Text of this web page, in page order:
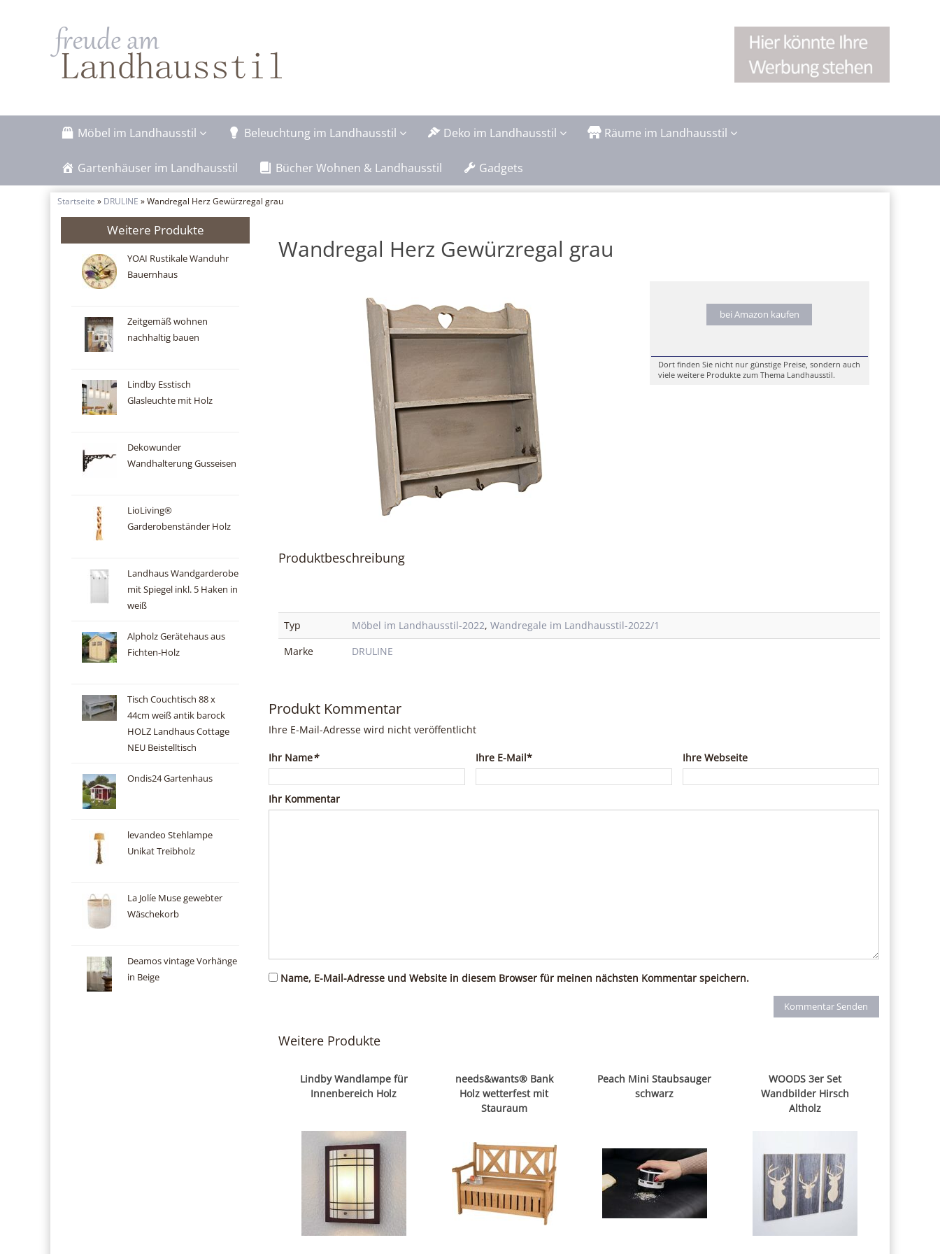
Möbel im Landhausstil Beleuchtung im Landhausstil Deko im Landhausstil Räume im Landhausstil
Gartenhäuser im Landhausstil Bücher Wohnen & Landhausstil Gadgets
Startseite » DRULINE » Wandregal Herz Gewürzregal grau
Weitere Produkte
YOAI Rustikale Wanduhr
Bauernhaus
Zeitgemäß wohnen
nachhaltig bauen
Lindby Esstisch
Glasleuchte mit Holz
Dekowunder
Wandhalterung Gusseisen
LioLiving®
Garderobenständer Holz
Landhaus Wandgarderobe
mit Spiegel inkl. 5 Haken in
weiß
Alpholz Gerätehaus aus
Fichten-Holz
Tisch Couchtisch 88 x
44cm weiß antik barock
HOLZ Landhaus Cottage
NEU Beistelltisch
Ondis24 Gartenhaus
levandeo Stehlampe
Unikat Treibholz
La Jolíe Muse gewebter
Wäschekorb
Deamos vintage Vorhänge
in Beige
Wandregal Herz Gewürzregal grau
bei Amazon kaufen
Dort finden Sie nicht nur günstige Preise, sondern auch
viele weitere Produkte zum Thema Landhausstil.
Produktbeschreibung
Typ Möbel im Landhausstil-2022, Wandregale im Landhausstil-2022/1
Marke
DRULINE
Produkt Kommentar
Ihre E-Mail-Adresse wird nicht veröffentlicht
Ihr Name* Ihre E-Mail* Ihre Webseite
Ihr Kommentar
Name, E-Mail-Adresse und Website in diesem Browser für meinen nächsten Kommentar speichern.
Weitere Produkte
Lindby Wandlampe für
Innenbereich Holz
needs&wants® Bank
Holz wetterfest mit
Stauraum
Peach Mini Staubsauger
schwarz
WOODS 3er Set
Wandbilder Hirsch
Altholz